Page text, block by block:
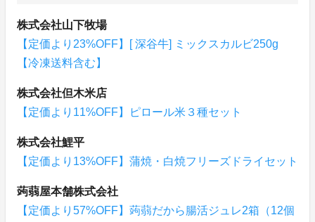
株式会社山下牧場
【定価より23%OFF】[ 深谷牛] ミックスカルビ250g
【冷凍送料含む】
株式会社但木米店
【定価より11%OFF】ピロール米３種セット
株式会社鯉平
【定価より13%OFF】蒲焼・白焼フリーズドライセット
蒟蒻屋本舗株式会社
【定価より57%OFF】蒟蒻だから腸活ジュレ2箱（12個